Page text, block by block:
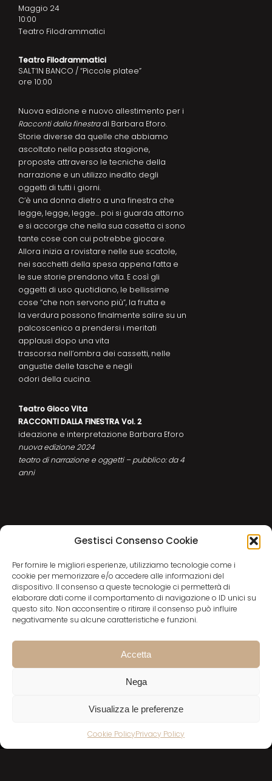
Gestisci Consenso Cookie
Per fornire le migliori esperienze, utilizziamo tecnologie come i
cookie per memorizzare e/o accedere alle informazioni del
dispositivo. Il consenso a queste tecnologie ci permetterà di
elaborare dati come il comportamento di navigazione o ID unici su
questo sito. Non acconsentire o ritirare il consenso può influire
negativamente su alcune caratteristiche e funzioni.
Accetta
Nega
Visualizza le preferenze
Cookie PolicyPrivacy Policy
Teatro Filodrammatici
SALT’IN BANCO / “Piccole platee”
ore 10:00
Nuova edizione e nuovo allestimento per i
Racconti dalla finestradi Barbara Eforo.
Storie diverse da quelle che abbiamo
ascoltato nella passata stagione,
proposte attraverso le tecniche della
narrazione e un utilizzo inedito degli
oggetti di tutti i giorni.
C’è una donna dietro a una finestra che
legge, legge, legge… poi si guarda attorno
e si accorge che nella sua casetta ci sono
tante cose con cui potrebbe giocare.
Allora inizia a rovistare nelle sue scatole,
nei sacchetti della spesa appena fatta e
le sue storie prendono vita. E così gli
oggetti di uso quotidiano, le bellissime
cose “che non servono più”, la frutta e
la verdura possono finalmente salire su un
palcoscenico a prendersi i meritati
applausi dopo una vita
trascorsa nell’ombra dei cassetti, nelle
angustie delle tasche e negli
odori della cucina.
Teatro Gioco Vita
RACCONTI DALLA FINESTRA Vol. 2
ideazione e interpretazione Barbara Eforo
nuova edizione 2024
teatro di narrazione e oggetti – pubblico: da 4
anni
Maggio 24
10:00
Teatro Filodrammatici
DID YOU LIKE THIS? SHARE IT!